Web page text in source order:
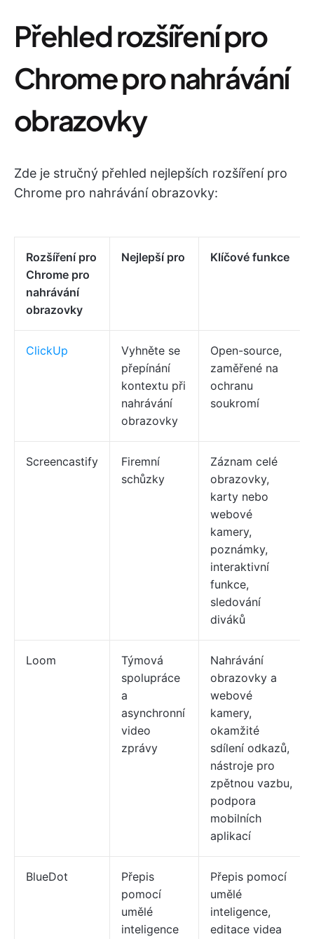
Přehled rozšíření pro
Chrome pro nahrávání
obrazovky
Zde je stručný přehled nejlepších rozšíření pro
Chrome pro nahrávání obrazovky:
Rozšíření pro
Chrome pro
nahrávání
obrazovky
Nejlepší pro Klíčové funkce
ClickUp
Vyhněte se
přepínání
kontextu při
nahrávání
obrazovky
Open-source,
zaměřené na
ochranu
soukromí
Screencastify
Firemní
schůzky
Záznam celé
obrazovky,
karty nebo
webové
kamery,
poznámky,
interaktivní
funkce,
sledování
diváků
Loom
Týmová
spolupráce
a
asynchronní
video
zprávy
Nahrávání
obrazovky a
webové
kamery,
okamžité
sdílení odkazů,
nástroje pro
zpětnou vazbu,
podpora
mobilních
aplikací
BlueDot
Přepis
pomocí
umělé
inteligence
Přepis pomocí
umělé
inteligence,
editace videa